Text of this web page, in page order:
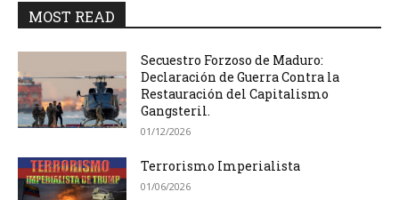
MOST READ
Secuestro Forzoso de Maduro:
Declaración de Guerra Contra la
Restauración del Capitalismo
Gangsteril.
01/12/2026
Terrorismo Imperialista
01/06/2026